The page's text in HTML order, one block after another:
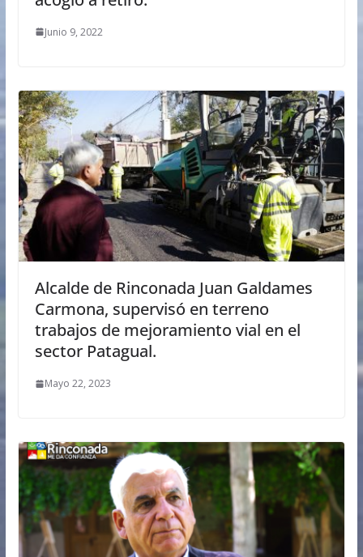
Junio 9, 2022
Alcalde de Rinconada Juan Galdames
Carmona, supervisó en terreno
trabajos de mejoramiento vial en el
sector Patagual.
Mayo 22, 2023